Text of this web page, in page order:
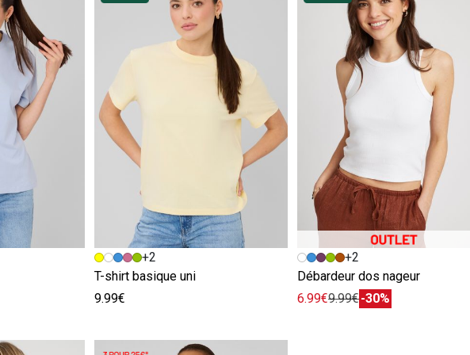
Image précédente
Image suivante
+2
T-shirt basique uni
9.99€
Image précédente
Image suivante
+2
Débardeur dos nageur
6.99€9.99€-30%